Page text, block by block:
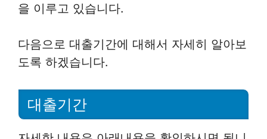
을 이루고 있습니다.
다음으로 대출기간에 대해서 자세히 알아보
도록 하겠습니다.
대출기간